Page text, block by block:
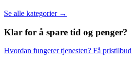
Se alle kategorier →
Klar for å spare tid og penger?
Hvordan fungerer tjenesten? Få pristilbud